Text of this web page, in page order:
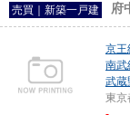
売買｜新築一戸建 府
京王
南武
武蔵
東京